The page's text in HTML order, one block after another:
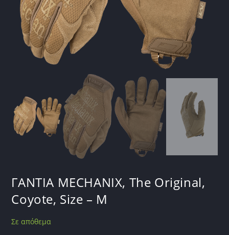
ΓΑΝΤΙΑ MECHANIX, The Original,
Coyote, Size – M
Σε απόθεμα